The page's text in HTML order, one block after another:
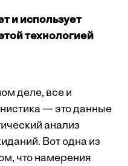
и использует
технологией
деле, все и
— это данные
анализ
Вот одна из
что намерения